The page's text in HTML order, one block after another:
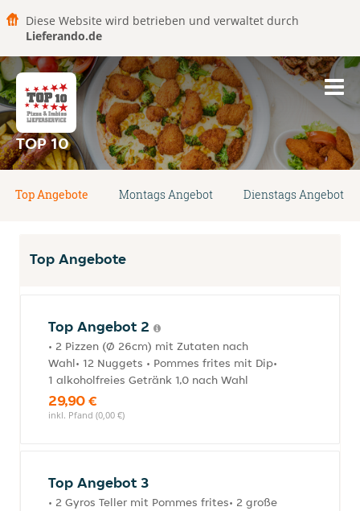
Diese Website wird betrieben und verwaltet durch
Lieferando.de
TOP 10
Top Angebote Montags Angebot Dienstags Angebot
Top Angebote
Top Angebot 2
• 2 Pizzen (Ø 26cm) mit Zutaten nach
Wahl• 12 Nuggets • Pommes frites mit Dip•
1 alkoholfreies Getränk 1,0 nach Wahl
29,90 €
inkl. Pfand (0,00 €)
Top Angebot 3
• 2 Gyros Teller mit Pommes frites• 2 große